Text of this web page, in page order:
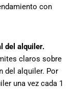
con
del alquiler.
claros sobre
del alquiler. Por
una vez cada 1